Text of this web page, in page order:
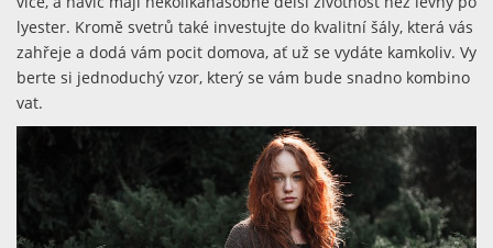
lyester. Kromě svetrů také investujte do kvalitní šály, která vás
zahřeje a dodá vám pocit domova, ať už se vydáte kamkoliv. Vy
berte si jednoduchý vzor, který se vám bude snadno kombino
vat.